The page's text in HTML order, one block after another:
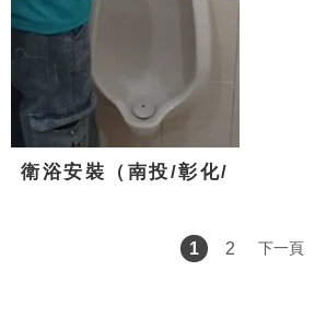
衛浴安裝（南投/彰化/
1 2 下一頁